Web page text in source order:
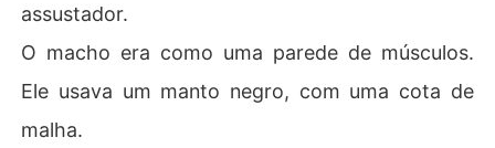
assustador.
O macho era como uma parede de músculos.
Ele usava um manto negro, com uma cota de
malha.